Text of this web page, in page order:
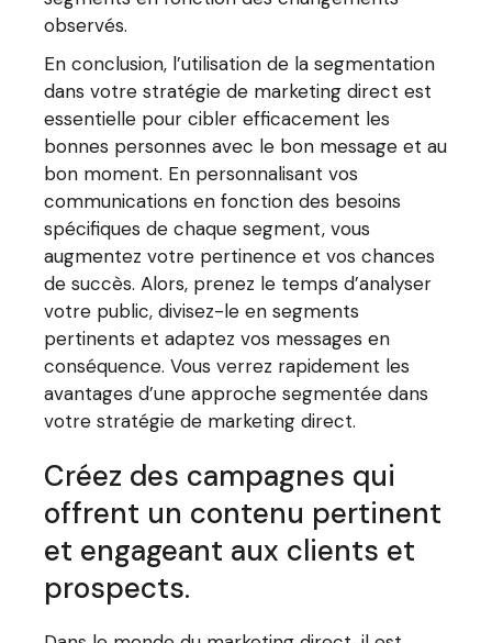
observés.
En conclusion, l’utilisation de la segmentation
dans votre stratégie de marketing direct est
essentielle pour cibler efficacement les
bonnes personnes avec le bon message et au
bon moment. En personnalisant vos
communications en fonction des besoins
spécifiques de chaque segment, vous
augmentez votre pertinence et vos chances
de succès. Alors, prenez le temps d’analyser
votre public, divisez-le en segments
pertinents et adaptez vos messages en
conséquence. Vous verrez rapidement les
avantages d’une approche segmentée dans
votre stratégie de marketing direct.
Créez des campagnes qui
offrent un contenu pertinent
et engageant aux clients et
prospects.